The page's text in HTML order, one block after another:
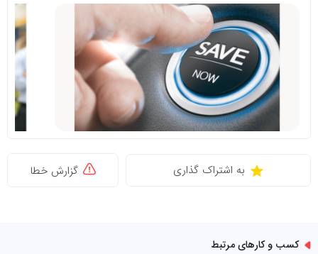
به اشتراک گذاری گزارش خطا
کسب و کارهای مرتبط